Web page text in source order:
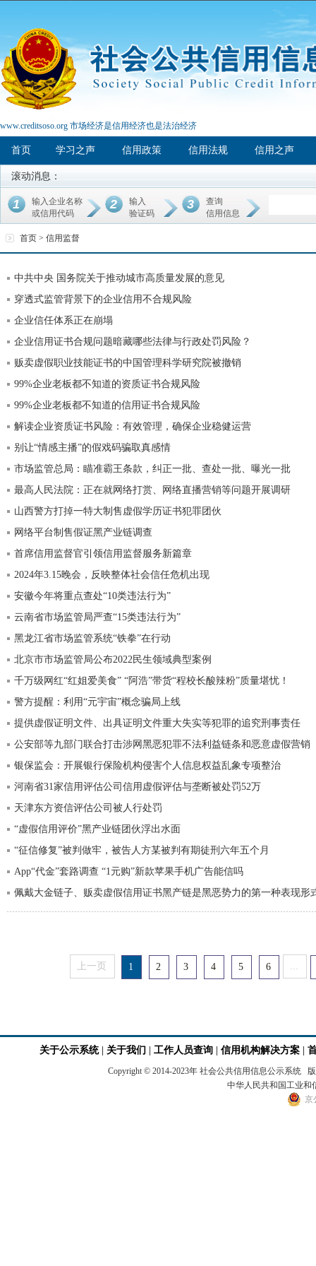
www.creditsoso.org 市场经济是信用经济也是法治经济
首页 学习之声 信用政策 信用法规 信用之声
滚动消息：
1
输入企业名称
或信用代码
2
输入
验证码
3
查询
信用信息
首页 > 信用监督
中共中央 国务院关于推动城市高质量发展的意见
穿透式监管背景下的企业信用不合规风险
企业信任体系正在崩塌
企业信用证书合规问题暗藏哪些法律与行政处罚风险？
贩卖虚假职业技能证书的中国管理科学研究院被撤销
99%企业老板都不知道的资质证书合规风险
99%企业老板都不知道的信用证书合规风险
解读企业资质证书风险：有效管理，确保企业稳健运营
别让“情感主播”的假戏码骗取真感情
市场监管总局：瞄准霸王条款，纠正一批、查处一批、曝光一批
最高人民法院：正在就网络打赏、网络直播营销等问题开展调研
山西警方打掉一特大制售虚假学历证书犯罪团伙
网络平台制售假证黑产业链调查
首席信用监督官引领信用监督服务新篇章
2024年3.15晚会，反映整体社会信任危机出现
安徽今年将重点查处“10类违法行为”
云南省市场监管局严查“15类违法行为”
黑龙江省市场监管系统“铁拳”在行动
北京市市场监管局公布2022民生领域典型案例
千万级网红“红姐爱美食” “阿浩”带货“程校长酸辣粉”质量堪忧！
警方提醒：利用“元宇宙”概念骗局上线
提供虚假证明文件、出具证明文件重大失实等犯罪的追究刑事责任
公安部等九部门联合打击涉网黑恶犯罪不法利益链条和恶意虚假营销
银保监会：开展银行保险机构侵害个人信息权益乱象专项整治
河南省31家信用评估公司信用虚假评估与垄断被处罚52万
天津东方资信评估公司被人行处罚
“虚假信用评价”黑产业链团伙浮出水面
“征信修复”被判做牢，被告人方某被判有期徒刑六年五个月
App“代金”套路调查 “1元购”新款苹果手机广告能信吗
上一页 1 2 3 4 5 6 ...
关于公示系统| 关于我们 工作人员查询 信用机构解决方案
Copyright © 2014-2023年 社会公共信用信息公示系
中华人民共和国工业和
京